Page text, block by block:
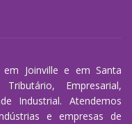
Joinville e em Santa
Empresarial,
Industrial. Atendemos
e empresas de